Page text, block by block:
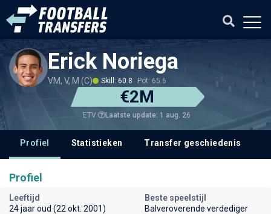
Erick Noriega
VM, V, M (C) Skill: 60.8 Pot: 65.6
€2M
ETV Laatste update: 1 aug. 26
Profiel Statistieken Transfer geschiedenis
Profiel
Leeftijd
24 jaar oud (22 okt. 2001)
Beste speelstijl
Balveroverende verdediger